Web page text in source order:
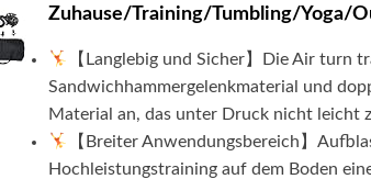
Zuhause/Training/Tumbling/Yoga/
【Langlebig und Sicher】Die Air turn
Sandwichhammergelenkmaterial und
Material an, das unter Druck nicht leicht
【Breiter Anwendungsbereich】
Hochleistungstraining auf dem Boden